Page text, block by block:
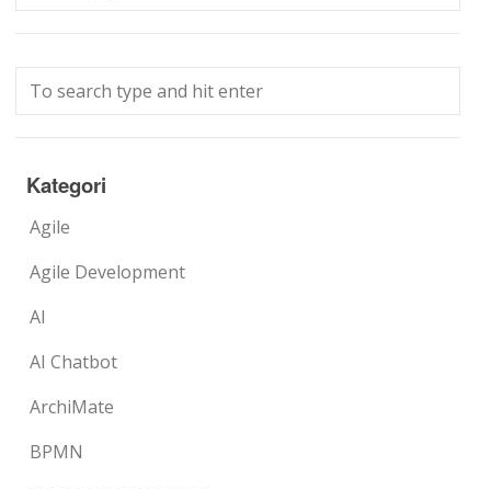
Kategori
Agile
Agile Development
AI
AI Chatbot
ArchiMate
BPMN